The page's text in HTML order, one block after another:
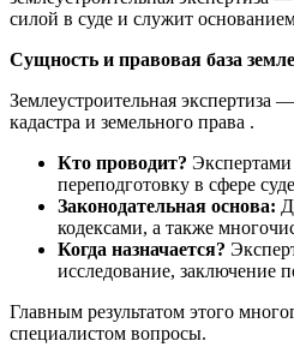
силой в суде и служит
Сущность и правовая база
Землеустроительная
кадастра и земельного права .
Кто проводит?
переподготовку в сфере
Законодательная основа:
кодексами, а также
Когда назначается?
исследование, заключение
Главным результатом этого
специалистом вопросы.